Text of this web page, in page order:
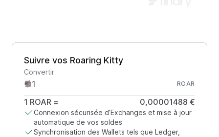
Suivre vos Roaring Kitty
Convertir
ROAR
1 ROAR = 0,00001488 €
Connexion sécurisée d’Exchanges et mise à jour
automatique de vos soldes
Synchronisation des Wallets tels que Ledger,